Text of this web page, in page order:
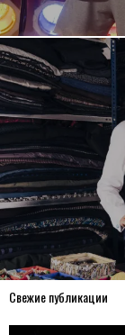
Свежие публикации